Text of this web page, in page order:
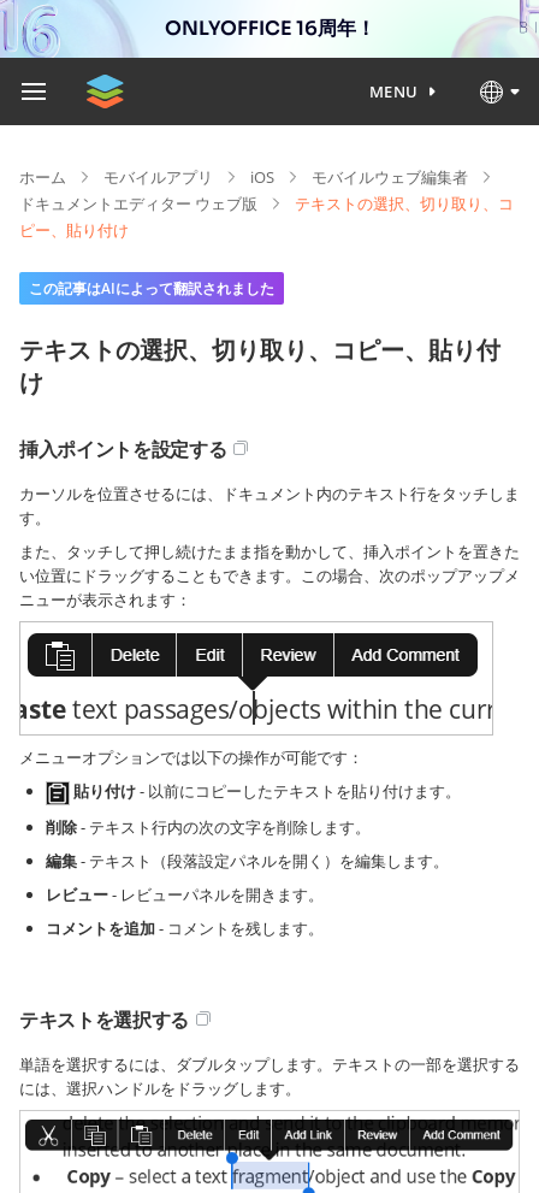
ONLYOFFICE 16周年！
MENU
ホーム モバイルアプリ iOS
モバイルウェブ編集者
ドキュメントエディター ウェブ版
テキストの選択、切り取り、コ
ピー、貼り付け
この記事はAIによって翻訳されました
テキストの選択、切り取り、コピー、貼り付
け
挿入ポイントを設定する
カーソルを位置させるには、ドキュメント内のテキスト行をタッチしま
す。
また、タッチして押し続けたまま指を動かして、挿入ポイントを置きた
い位置にドラッグすることもできます。この場合、次のポップアップメ
ニューが表示されます：
メニューオプションでは以下の操作が可能です：
貼り付け- 以前にコピーしたテキストを貼り付けます。
削除- テキスト行内の次の文字を削除します。
編集- テキスト（段落設定パネルを開く）を編集します。
レビュー- レビューパネルを開きます。
コメントを追加- コメントを残します。
テキストを選択する
単語を選択するには、ダブルタップします。テキストの一部を選択する
には、選択ハンドルをドラッグします。